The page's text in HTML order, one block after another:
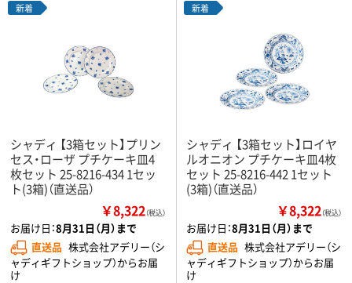
新着
シャディ 【3箱セット】プリン
セス・ローザ プチケーキ皿4
枚セット 25-8216-434 1セッ
ト(3箱)（直送品）
￥8,322（税込）
お届け日：8月31日（月）まで
直送品 株式会社アデリー（シ
ャディギフトショップ）からお届
け
新着
シャディ 【3箱セット】ロイヤ
ルオニオン プチケーキ皿4枚
セット 25-8216-442 1セット
(3箱)（直送品）
￥8,322（税込）
お届け日：8月31日（月）まで
直送品 株式会社アデリー（シ
ャディギフトショップ）からお届
け